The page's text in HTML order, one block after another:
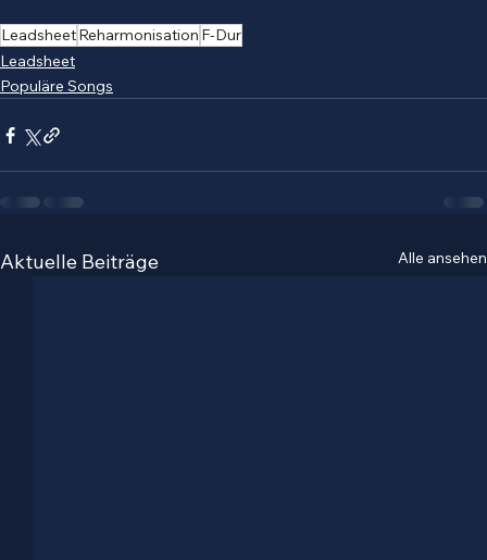
LeadsheetReharmonisation F-Dur
Leadsheet
Populäre Songs
Aktuelle Beiträge Alle ansehen